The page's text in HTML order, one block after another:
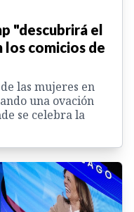
"descubrirá el
los comicios de
las mujeres en
una ovación
se celebra la